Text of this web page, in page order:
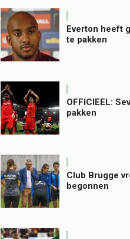
Everton heeft
te pakken
OFFICIEEL:
pakken
Club Brugge
begonnen